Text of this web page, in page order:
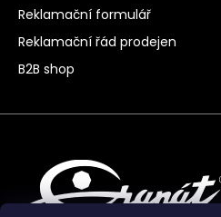
Reklamační formulář
Reklamační řád prodejen
B2B shop